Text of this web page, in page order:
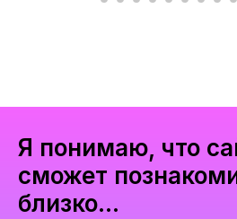
Я понимаю, что
сможет
близко...